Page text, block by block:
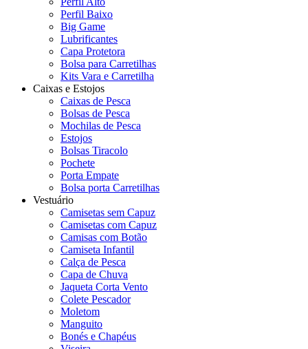
Perfil Baixo
Big Game
Lubrificantes
Capa Protetora
Bolsa para Carretilhas
Kits Vara e Carretilha
Caixas e Estojos
Caixas de Pesca
Bolsas de Pesca
Mochilas de Pesca
Estojos
Bolsas Tiracolo
Pochete
Porta Empate
Bolsa porta Carretilhas
Vestuário
Camisetas sem Capuz
Camisetas com Capuz
Camisas com Botão
Camiseta Infantil
Calça de Pesca
Capa de Chuva
Jaqueta Corta Vento
Colete Pescador
Moletom
Manguito
Bonés e Chapéus